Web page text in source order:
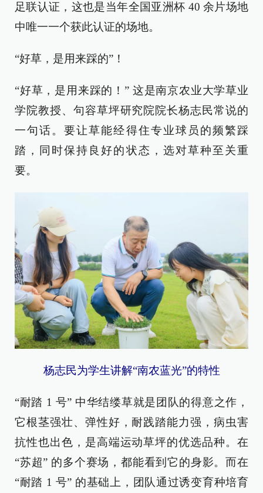
足联认证，这也是当年全国亚洲杯 40 余片场地
中唯一一个获此认证的场地。
“好草，是用来踩的”！
“好草，是用来踩的！” 这是南京农业大学草业
学院教授、句容草坪研究院院长杨志民常说的
一句话。要让草能经得住专业球员的频繁踩
踏，同时保持良好的状态，选对草种至关重
要。
杨志民为学生讲解“南农蓝光”的特性
“耐踏 1 号” 中华结缕草就是团队的得意之作，
它根茎强壮、弹性好，耐践踏能力强，病虫害
抗性也出色，是高端运动草坪的优选品种。在
“苏超” 的多个赛场，都能看到它的身影。而在
“耐踏 1 号” 的基础上，团队通过诱变育种培育